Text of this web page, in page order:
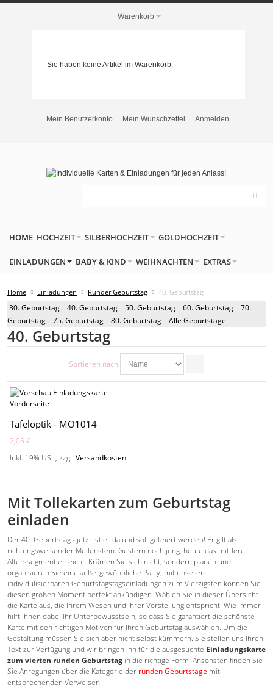
Warenkorb
Sie haben keine Artikel im Warenkorb.
Mein Benutzerkonto Mein Wunschzettel Anmelden
HOME HOCHZEIT SILBERHOCHZEIT GOLDHOCHZEIT
EINLADUNGEN BABY & KIND WEIHNACHTEN EXTRAS
Home Einladungen Runder Geburtstag 40. Geburtstag
30. Geburtstag 40. Geburtstag 50. Geburtstag 60. Geburtstag
70.
Geburtstag
75. Geburtstag 80. Geburtstag Alle Geburtstage
40. Geburtstag
Sortieren nach
Tafeloptik - MO1014
2,05 €
Inkl. 19% USt.,zzgl.Versandkosten
Mit Tollekarten zum Geburtstag
einladen
Der 40. Geburtstag - jetzt ist er da und soll gefeiert werden! Er gilt als
richtungsweisender Meilenstein: Gestern noch jung, heute das mittlere
Alterssegment erreicht. Krämen Sie sich nicht, sondern planen und
organisieren Sie eine außergewöhnliche Party; mit unseren
individulisierbaren Geburtstagstagseinladungen zum Vierzigsten können Sie
diesen großen Moment perfekt ankündigen. Wählen Sie in dieser Übersicht
die Karte aus, die Ihrem Wesen und Ihrer Vorstellung entspricht. Wie immer
hilft Ihnen dabei Ihr Unterbewusstsein, so dass Sie garantiert die schönste
Karte mit den richtigen Motiven für Ihren Geburtstag auswählen. Um die
Gestaltung müssen Sie sich aber nicht selbst kümmern. Sie stellen uns Ihren
Text zur Verfügung und wir bringen ihn für die ausgesuchte Einladungskarte
zum vierten runden Geburtstag in die richtige Form. Ansonsten finden Sie
Sie Anregungen über die Kategorie der runden Geburtstage mit
entsprechenden Verweisen.